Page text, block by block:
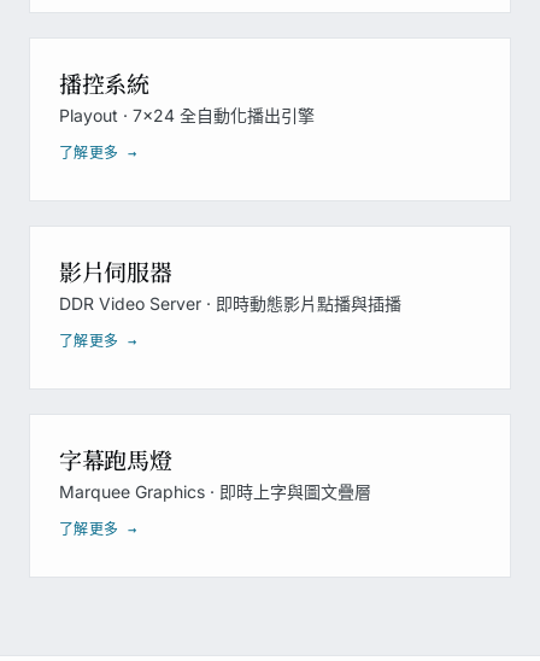
播控系統
Playout · 7×24 全自動化播出引擎
了解更多 →
影片伺服器
DDR Video Server · 即時動態影片點播與插播
了解更多 →
字幕跑馬燈
Marquee Graphics · 即時上字與圖文疊層
了解更多 →